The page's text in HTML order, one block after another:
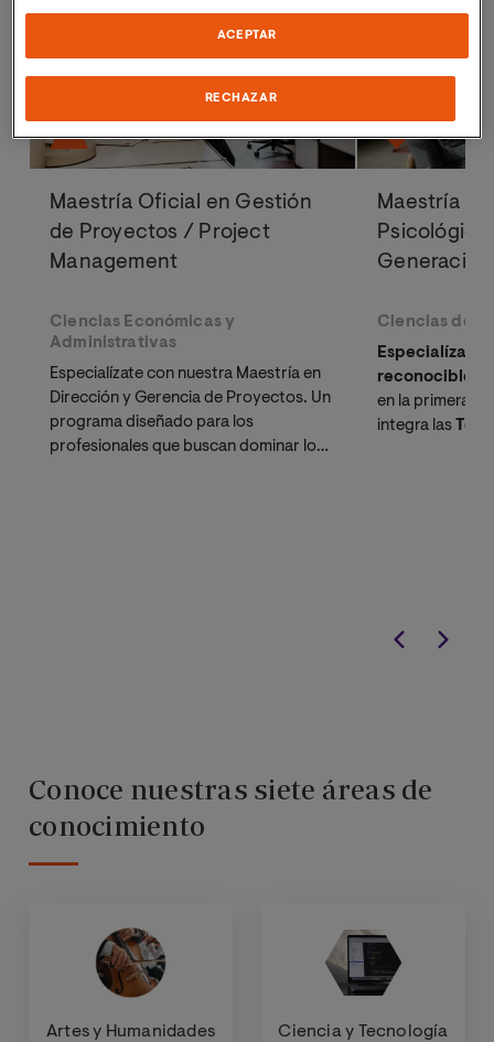
Maestría Oficial en Gestión
de Proyectos / Project
Management
Ciencias Económicas y
Administrativas
Especialízate con nuestra Maestría en
Dirección y Gerencia de Proyectos. Un
programa diseñado para los
profesionales que buscan dominar los
Maestría
Generación
Ciencias de
Especialízate
reconocible
en la primera
integra las
Conoce nuestras siete áreas de
conocimiento
Artes y Humanidades Ciencia y Tecnología
RECHAZAR
ACEPTAR